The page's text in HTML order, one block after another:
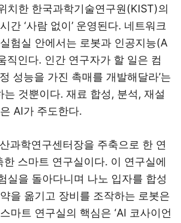
치한 한국과학기술연구원(KIST)의
간 ‘사람 없이’ 운영된다. 네트워크
험실 안에서는 로봇과 인공지능(A
직인다. 인간 연구자가 할 일은 컴
성능을 가진 촉매를 개발해달라’는
는 것뿐이다. 재료 합성, 분석, 재설
AI가 주도한다.
과학연구센터장을 주축으로 한 연
스마트 연구실이다. 이 연구실에
실을 돌아다니며 나노 입자를 합성
을 옮기고 장비를 조작하는 로봇은
마트 연구실의 핵심은 ‘AI 코사이언